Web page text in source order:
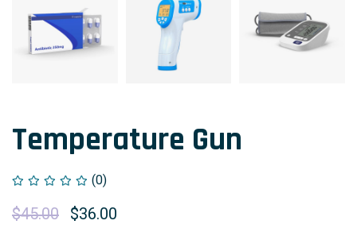
Temperature Gun
(0)
$45.00 $36.00